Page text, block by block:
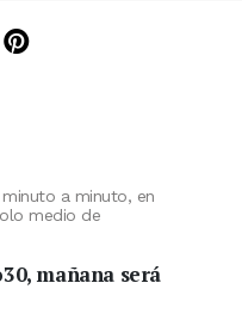
X (Twitter)
en TikTok
de Minuto30 en
Minuto30 en LinkedIn
Minuto30 en
a minuto, en
medio de
mañana será